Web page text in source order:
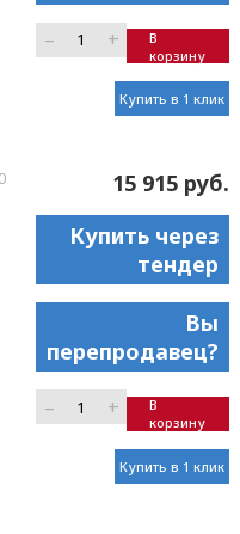
– +
В
корзину
Купить в 1 клик
15 915 руб.
Купить через
тендер
Вы
перепродавец?
– +
В
корзину
Купить в 1 клик